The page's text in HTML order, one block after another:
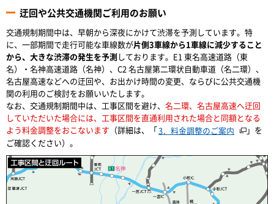
迂回や公共交通機関ご利用のお願い
交通規制期間中は、早朝から深夜にかけて渋滞を予測しています。特
に、一部期間で走行可能な車線数が片側3車線から1車線に減少すること
から、大きな渋滞の発生を予測しております。E1 東名高速道路（東
名）・名神高速道路（名神）、C2 名古屋第二環状自動車道（名二環）、
名古屋高速などへの迂回や、お出かけ時間の変更、ならびに公共交通機
関の利用のご検討をお願いいたします。
なお、交通規制期間中は、工事区間を避け、 名二環、名古屋高速へ迂回
していただいた場合には、工事区間を直通利用された場合と同額となる
よう料金調整をおこないます （詳細は、「3．料金調整のご案内
」を
ご確認ください）。